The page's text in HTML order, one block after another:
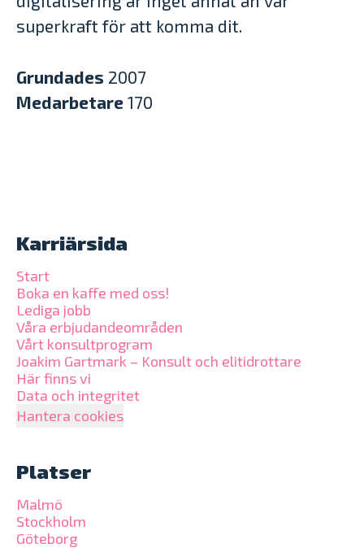
superkraft för att komma dit.
Grundades 2007
Medarbetare 170
Karriärsida
Start
Boka en kaffe med oss!
Lediga jobb
Våra erbjudandeområden
Vårt konsultprogram
Joakim Gartmark – Konsult och elitidrottare
Här finns vi
Data och integritet
Hantera cookies
Platser
Malmö
Stockholm
Göteborg